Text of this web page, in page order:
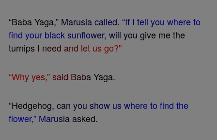
“BabaYaga,” Marusiacalled. “If I tell you whereto
fnd your blacksunfower, will you give methe
turnips I need and let us go?"
“Whyyes,”said BabaYaga.
“Hedgehog, can you show us whereto fnd the
fower,” Marusiaasked.